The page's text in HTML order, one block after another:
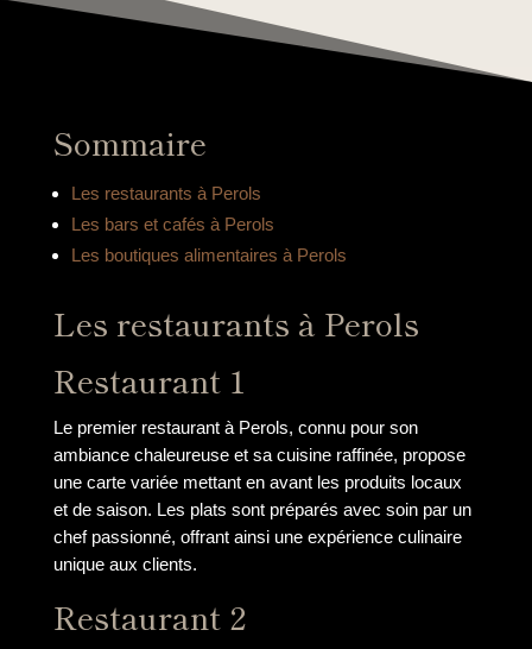
Sommaire
Les restaurants à Perols
Les bars et cafés à Perols
Les boutiques alimentaires à Perols
Les restaurants à Perols
Restaurant 1
Le premier restaurant à Perols, connu pour son
ambiance chaleureuse et sa cuisine raffinée, propose
une carte variée mettant en avant les produits locaux
et de saison. Les plats sont préparés avec soin par un
chef passionné, offrant ainsi une expérience culinaire
unique aux clients.
Restaurant 2